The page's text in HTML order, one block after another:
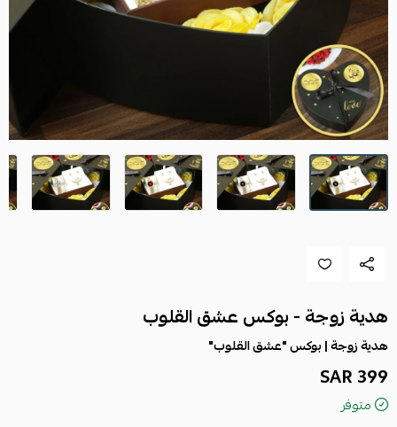
هدية زوجة - بوكس عشق القلوب
هدية زوجة | بوكس "عشق القلوب"
399 SAR
متوفر